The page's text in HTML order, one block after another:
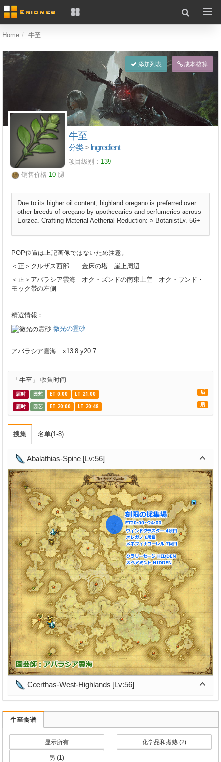
Home 牛至
添加列表 成本核算
牛至
分类> Ingredient
项目级别： 139
销售价格 10 腮
Due to its higher oil content, highland oregano is preferred over
other breeds of oregano by apothecaries and perfumeries across
Eorzea. Crafting Material Aetherial Reduction: ○ BotanistLv. 56+
POP位置は上記画像ではないため注意。
＜正＞クルザス西部 金床の塔 崖上周辺
＜正＞アバラシア雲海 オク・ズンドの南東上空 オク・ブンド・
モック帯の左側
精選情報：
微光の霊砂
アバラシア雲海 x13.8 y20.7
「牛至」 收集时间
届时 园艺 后
ET 0:00
LT 21:00
届时
园艺 后
ET 20:00 LT 20:48
搜集 名单(1-8)
Abalathias-Spine [Lv:56]
Coerthas-West-Highlands [Lv:56]
牛至食谱
显示所有 化学品和煮熟 (2)
另 (1)